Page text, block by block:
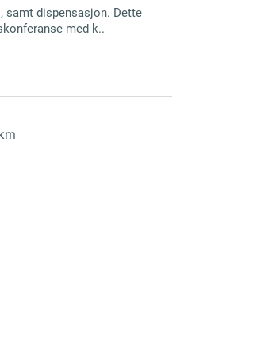
samt dispensasjon. Dette
med k..